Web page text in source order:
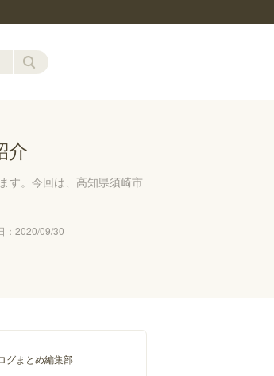
介
す。今回は、高知県須崎市
：2020/09/30
グまとめ編集部